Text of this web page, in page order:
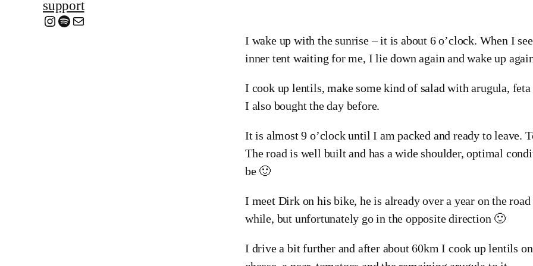
support
Instagram Spotify Mail
I wake up with the sunrise – it is about 6 o’clock. When I
inner tent waiting for me, I lie down again and wake up
I cook up lentils, make some kind of salad with arugula,
I also bought the day before.
It is almost 9 o’clock until I am packed and ready to leave.
The road is well built and has a wide shoulder, optimal
be 🙂
I meet Dirk on his bike, he is already over a year on the
while, but unfortunately go in the opposite direction 🙂
I drive a bit further and after about 60km I cook up lentils